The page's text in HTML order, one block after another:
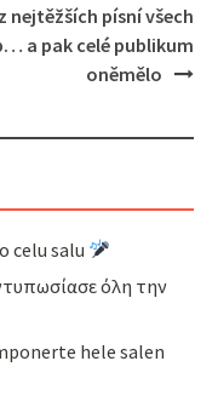
nejtěžších písní všech
a pak celé publikum
oněmělo
celu salu
όλη την
hele salen